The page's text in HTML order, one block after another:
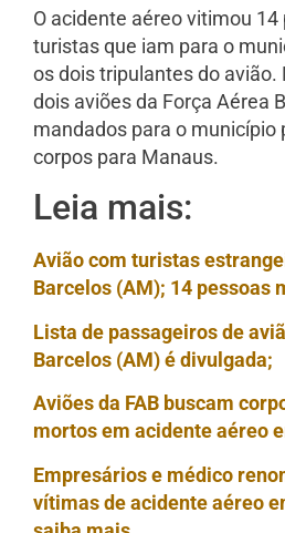
O acidente aéreo vitimou
turistas que iam para o
os dois tripulantes do avião.
dois aviões da Força Aérea
mandados para o município
corpos para Manaus.
Leia mais:
Avião com turistas
Barcelos (AM); 14 pessoas
Lista de passageiros de
Barcelos (AM) é divulgada;
Aviões da FAB buscam
mortos em acidente aéreo
Empresários e médico
vítimas de acidente aéreo